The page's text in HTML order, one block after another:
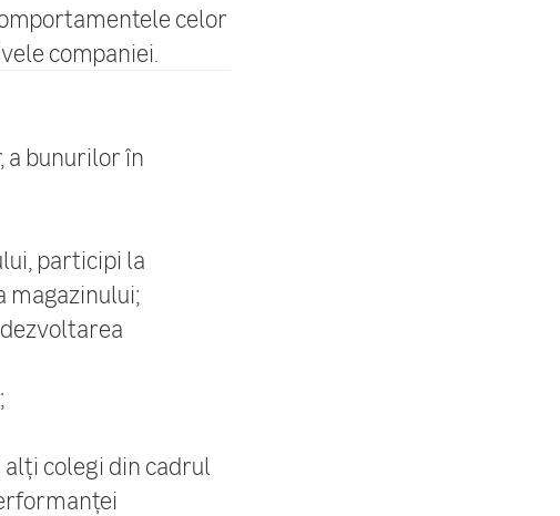
celor
companiei.
a bunurilor în
participi la
magazinului;
colegi din cadrul